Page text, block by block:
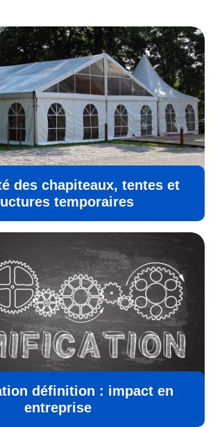
des chapiteaux, tentes et
temporaires
définition : impact en
entreprise